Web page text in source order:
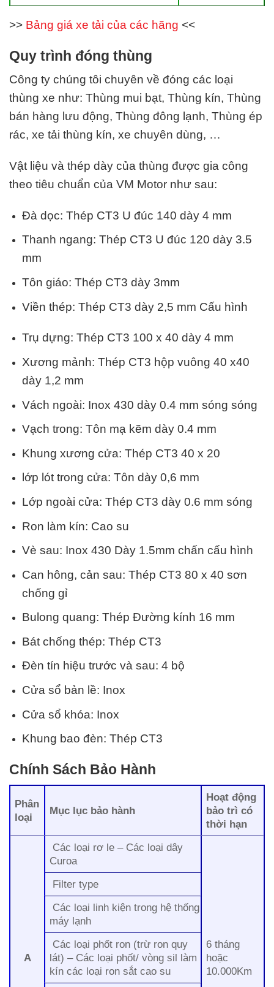
>> Bảng giá xe tải của các hãng <<
Quy trình đóng thùng
Công ty chúng tôi chuyên về đóng các loại
thùng xe như: Thùng mui bạt, Thùng kín, Thùng
bán hàng lưu động, Thùng đông lạnh, Thùng ép
rác, xe tải thùng kín, xe chuyên dùng, …
Vật liệu và thép dày của thùng được gia công
theo tiêu chuẩn của VM Motor như sau:
Đà dọc: Thép CT3 U đúc 140 dày 4 mm
Thanh ngang: Thép CT3 U đúc 120 dày 3.5
mm
Tôn giáo: Thép CT3 dày 3mm
Viền thép: Thép CT3 dày 2,5 mm Cấu hình
Trụ dựng: Thép CT3 100 x 40 dày 4 mm
Xương mảnh: Thép CT3 hộp vuông 40 x40
dày 1,2 mm
Vách ngoài: Inox 430 dày 0.4 mm sóng sóng
Vạch trong: Tôn mạ kẽm dày 0.4 mm
Khung xương cửa: Thép CT3 40 x 20
lớp lót trong cửa: Tôn dày 0,6 mm
Lớp ngoài cửa: Thép CT3 dày 0.6 mm sóng
Ron làm kín: Cao su
Vè sau: Inox 430 Dày 1.5mm chấn cấu hình
Can hông, cản sau: Thép CT3 80 x 40 sơn
chống gỉ
Bulong quang: Thép Đường kính 16 mm
Bát chống thép: Thép CT3
Đèn tín hiệu trước và sau: 4 bộ
Cửa sổ bản lề: Inox
Cửa sổ khóa: Inox
Khung bao đèn: Thép CT3
Chính Sách Bảo Hành
Phân
loại
Mục lục bảo hành
Hoạt động
bảo trì có
thời hạn
A
Các loại rơ le – Các loại dây
Curoa
6 tháng
hoặc
10.000Km
Filter type
Các loại linh kiện trong hệ thống
máy lạnh
Các loại phốt ron (trừ ron quy
lát) – Các loại phốt/ vòng sil làm
kín các loại ron sắt cao su